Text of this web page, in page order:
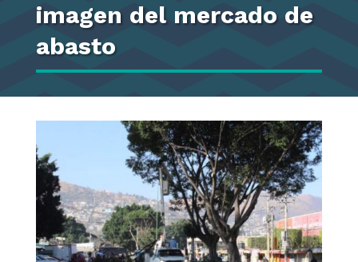
imagen del mercado de
abasto